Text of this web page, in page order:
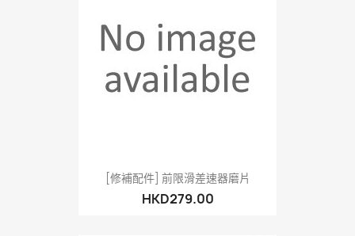
[修補配件] 前限滑差速器磨片
HKD279.00